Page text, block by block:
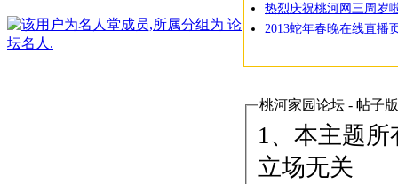
热烈庆祝桃河网三周岁
2013蛇年春晚在线直播
桃河家园论坛 - 帖子
1、本主题
立场无关